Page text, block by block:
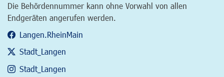
Die Behördennummer kann ohne Vorwahl von allen
Endgeräten angerufen werden.
Langen.RheinMain
Stadt_Langen
Stadt_Langen